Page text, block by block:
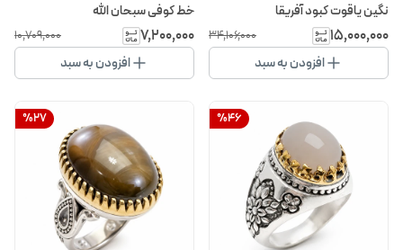
نگین یاقوت کبود آفریقا
۱۵٬۰۰۰٬۰۰۰ ۳۴٬۱۰۶٬۰۰۰
افزودن به سبد
خط کوفی سبحان الله
۷٬۲۰۰٬۰۰۰ ۱۰٬۷۰۹٬۰۰۰
افزودن به سبد
%46
%27